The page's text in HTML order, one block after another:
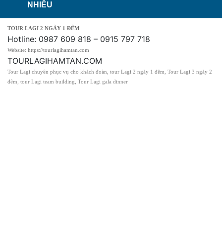
NHIỀU
TOUR LAGI 2 NGÀY 1 ĐÊM
Hotline: 0987 609 818 – 0915 797 718
Website: https://tourlagihamtan.com
TOURLAGIHAMTAN.COM
Tour Lagi chuyên phục vụ cho khách đoàn, tour Lagi 2 ngày 1 đêm, Tour Lagi 3 ngày 2
đêm, tour Lagi team building, Tour Lagi gala dinner